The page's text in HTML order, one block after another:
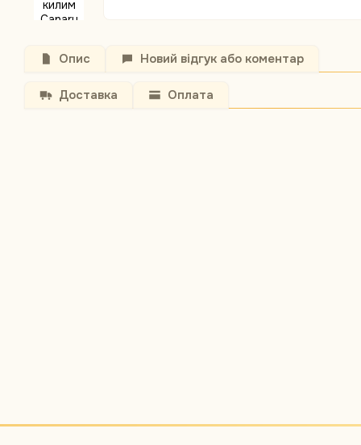
Опис Новий відгук або коментар
Доставка Оплата